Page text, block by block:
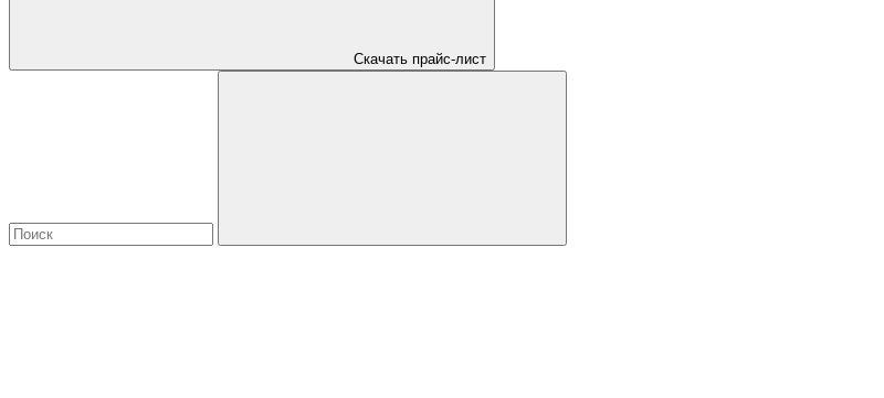
Скачать прайс-лист